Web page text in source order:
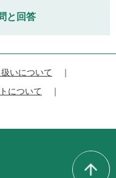
と回答
いについて
について